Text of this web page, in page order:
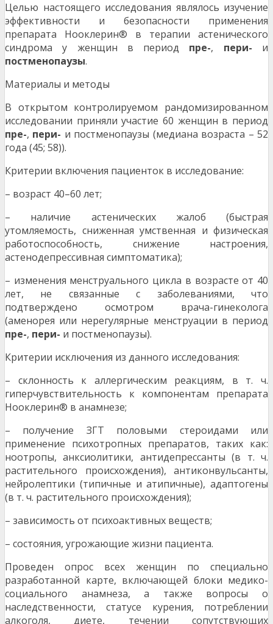
Целью настоящего исследования являлось изучение
эффективности и безопасности применения
препарата Нооклерин® в терапии астенического
синдрома у женщин в период пре-, пери- и
постменопаузы.
Материалы и методы
В открытом контролируемом рандомизированном
исследовании приняли участие 60 женщин в период
пре-, пери- и постменопаузы (медиана возраста – 52
года (45; 58)).
Критерии включения пациенток в исследование:
– возраст 40–60 лет;
– наличие астенических жалоб (быстрая
утомляемость, сниженная умственная и физическая
работоспособность, снижение настроения,
астенодепрессивная симптоматика);
– изменения менструального цикла в возрасте от 40
лет, не связанные с заболеваниями, что
подтверждено осмотром врача-гинеколога
(аменорея или нерегулярные менструации в период
пре-, пери- и постменопаузы).
Критерии исключения из данного исследования:
– склонность к аллергическим реакциям, в т. ч.
гиперчувствительность к компонентам препарата
Нооклерин® в анамнезе;
– получение ЗГТ половыми стероидами или
применение психотропных препаратов, таких как:
ноотропы, анксиолитики, антидепрессанты (в т. ч.
растительного происхождения), антиконвульсанты,
нейролептики (типичные и атипичные), адаптогены
(в т. ч. растительного происхождения);
– зависимость от психоактивных веществ;
– состояния, угрожающие жизни пациента.
Проведен опрос всех женщин по специально
разработанной карте, включающей блоки медико-
социального анамнеза, а также вопросы о
наследственности, статусе курения, потреблении
алкоголя, диете, течении сопутствующих